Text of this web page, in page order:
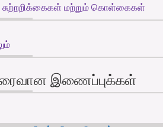
சுற்றறிக்கைகள் மற்றும் கொள்கைகள்
இணைப்புக்கள்